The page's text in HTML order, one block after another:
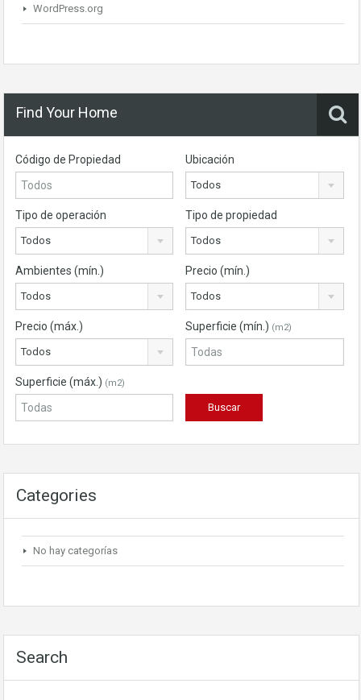
WordPress.org
Find Your Home
Código de Propiedad Ubicación
Todos
Tipo de operación
Todos
Tipo de propiedad
Todos
Ambientes (mín.)
Todos
Precio (mín.)
Todos
Precio (máx.)
Todos
Superficie (mín.) (m2)
Superficie (máx.) (m2)
Categories
No hay categorías
Search